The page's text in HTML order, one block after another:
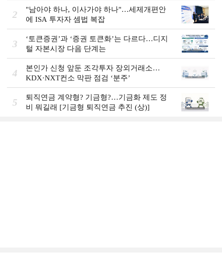
2
"남아야 하나, 이사가야 하나"…세제개편안
에 ISA 투자자 셈법 복잡
3
‘토큰증권’과 ‘증권 토큰화’는 다르다…디지
털 자본시장 다음 단계는
4
본인가 신청 앞둔 조각투자 장외거래소…
KDX·NXT컨소 막판 점검 ‘분주’
5
퇴직연금 계약형? 기금형?…기금화 제도 정
비 뭐길래 [기금형 퇴직연금 추진 (상)]